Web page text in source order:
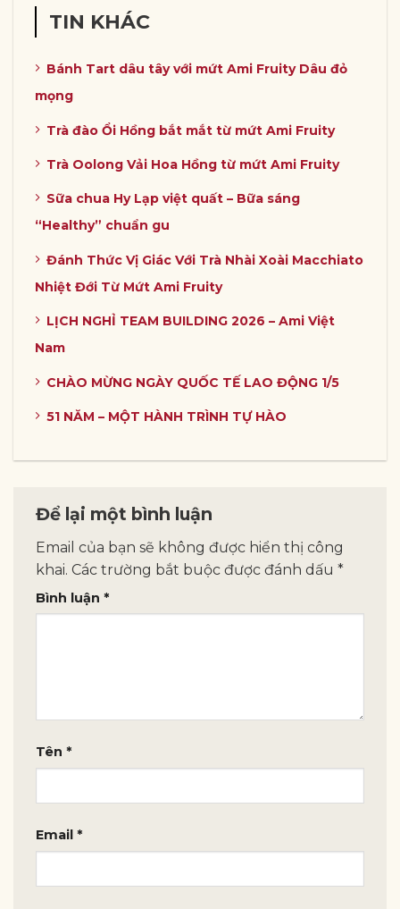
TIN KHÁC
Bánh Tart dâu tây với mứt Ami Fruity Dâu đỏ
mọng
Trà đào Ổi Hồng bắt mắt từ mứt Ami Fruity
Trà Oolong Vải Hoa Hồng từ mứt Ami Fruity
Sữa chua Hy Lạp việt quất – Bữa sáng
“Healthy” chuẩn gu
Đánh Thức Vị Giác Với Trà Nhài Xoài Macchiato
Nhiệt Đới Từ Mứt Ami Fruity
LỊCH NGHỈ TEAM BUILDING 2026 – Ami Việt
Nam
CHÀO MỪNG NGÀY QUỐC TẾ LAO ĐỘNG 1/5
51 NĂM – MỘT HÀNH TRÌNH TỰ HÀO
Để lại một bình luận
Email của bạn sẽ không được hiển thị công
khai. Các trường bắt buộc được đánh dấu *
Bình luận *
Tên *
Email *